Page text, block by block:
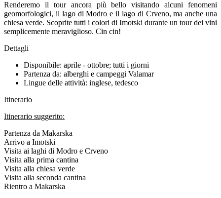
Renderemo il tour ancora più bello visitando alcuni fenomeni
geomorfologici, il lago di Modro e il lago di Crveno, ma anche una
chiesa verde. Scoprite tutti i colori di Imotski durante un tour dei vini
semplicemente meraviglioso. Cin cin!
Dettagli
Disponibile: aprile - ottobre; tutti i giorni
Partenza da: alberghi e campeggi Valamar
Lingue delle attività: inglese, tedesco
Itinerario
Itinerario suggerito:
Partenza da Makarska
Arrivo a Imotski
Visita ai laghi di Modro e Crveno
Visita alla prima cantina
Visita alla chiesa verde
Visita alla seconda cantina
Rientro a Makarska